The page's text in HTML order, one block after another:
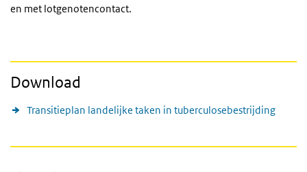
en met lotgenotencontact.
Download
Transitieplan landelijke taken in tuberculosebestrijding